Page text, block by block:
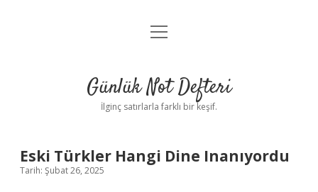
Anasayfa
Yasal Uyarı
menüyü
Günlük Not Defteri
İlginç satırlarla farklı bir keşif.
Eski Türkler Hangi Dine Inanıyordu
Tarih: Şubat 26, 2025